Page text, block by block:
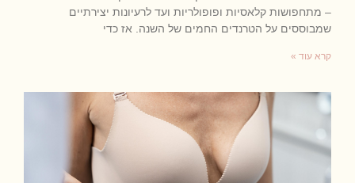
– מתחפושות קלאסיות ופופולריות ועד לרעיונות יצירתיים
שמבוססים על הטרנדים החמים של השנה. אז כדי
קרא עוד »